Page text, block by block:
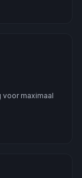
maximaal